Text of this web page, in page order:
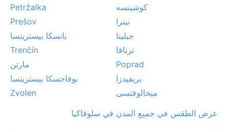
كوشيتسه
Petržalka
نيترا
Prešov
جيلينا
بانسكا بيستريتسا
ترنافا
Trenčín
Poprad
مارتن
بريفيدزا
بوفاجسكا بيستريتسا
ميخالوفتسى
Zvolen
عرض الطقس في جميع المدن في سلوفاكيا